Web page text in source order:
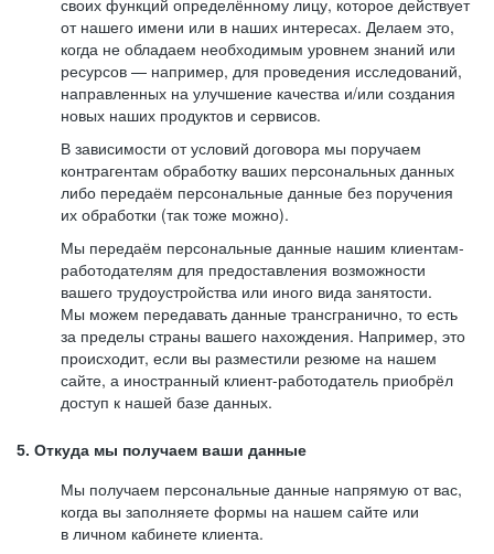
своих функций определённому лицу, которое действует
от нашего имени или в наших интересах. Делаем это,
когда не обладаем необходимым уровнем знаний или
ресурсов — например, для проведения исследований,
направленных на улучшение качества и/или создания
новых наших продуктов и сервисов.
В зависимости от условий договора мы поручаем
контрагентам обработку ваших персональных данных
либо передаём персональные данные без поручения
их обработки (так тоже можно).
Мы передаём персональные данные нашим клиентам-
работодателям для предоставления возможности
вашего трудоустройства или иного вида занятости.
Мы можем передавать данные трансгранично, то есть
за пределы страны вашего нахождения. Например, это
происходит, если вы разместили резюме на нашем
сайте, а иностранный клиент-работодатель приобрёл
доступ к нашей базе данных.
5. Откуда мы получаем ваши данные
Мы получаем персональные данные напрямую от вас,
когда вы заполняете формы на нашем сайте или
в личном кабинете клиента.